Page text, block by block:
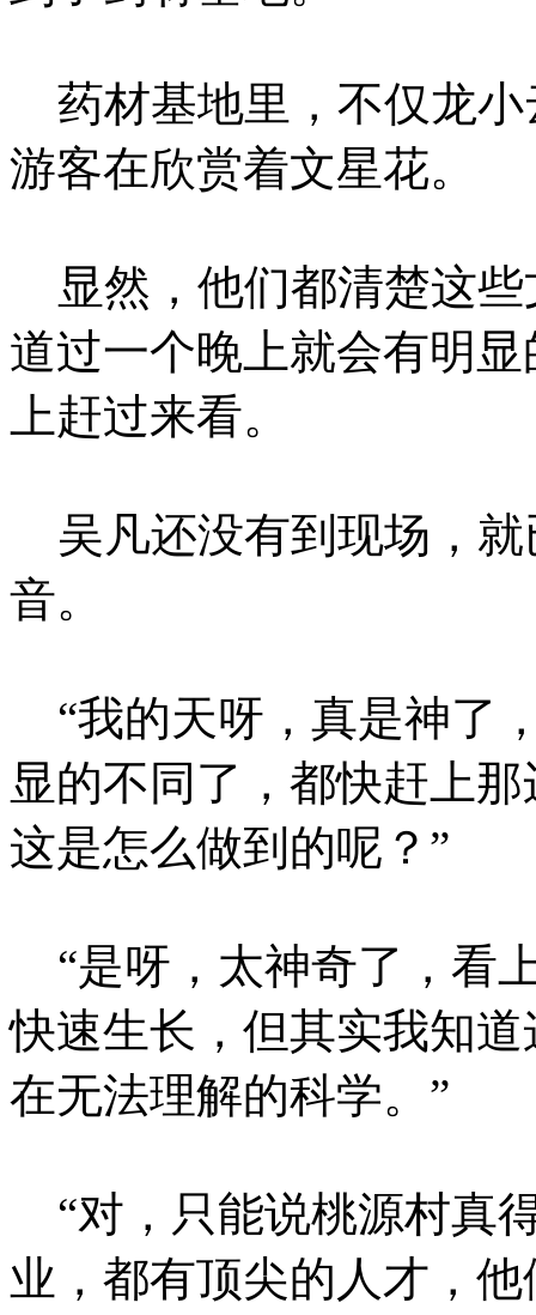
药材基地里，不仅龙小
游客在欣赏着文星花。
显然，他们都清楚这些
道过一个晚上就会有明
上赶过来看。
吴凡还没有到现场，就
音。
“我的天呀，真是神了
显的不同了，都快赶上
这是怎么做到的呢？”
“是呀，太神奇了，看
快速生长，但其实我知
在无法理解的科学。”
“对，只能说桃源村真
业，都有顶尖的人才，